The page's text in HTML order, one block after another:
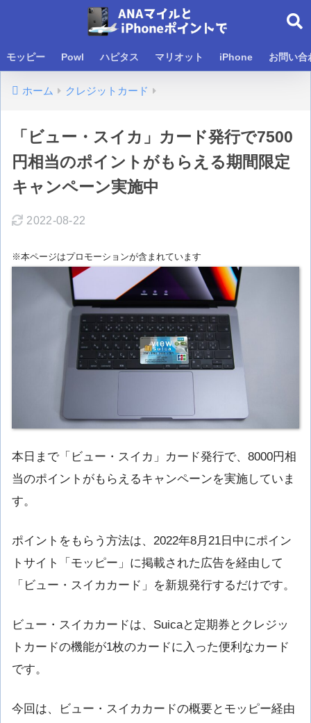
モッピー Powl ハピタス マリオット iPhone お問い合
ホーム クレジットカード
「ビュー・スイカ」カード発行で7500
円相当のポイントがもらえる期間限定
キャンペーン実施中
2022-08-22
※本ページはプロモーションが含まれています
本日まで「ビュー・スイカ」カード発行で、8000円相
当のポイントがもらえるキャンペーンを実施していま
す。
ポイントをもらう方法は、2022年8月21日中にポイン
トサイト「モッピー」に掲載された広告を経由して
「ビュー・スイカカード」を新規発行するだけです。
ビュー・スイカカードは、Suicaと定期券とクレジッ
トカードの機能が1枚のカードに入った便利なカード
です。
今回は、ビュー・スイカカードの概要とモッピー経由